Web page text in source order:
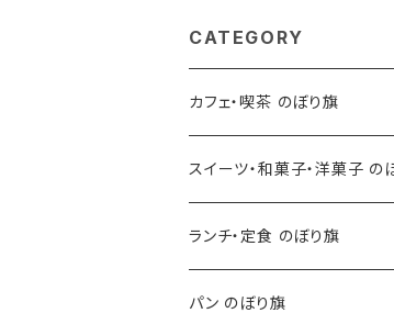
CATEGORY
カフェ・喫茶 のぼり旗
スイーツ・和菓子・洋菓子 の
ランチ・定食 のぼり旗
パン のぼり旗